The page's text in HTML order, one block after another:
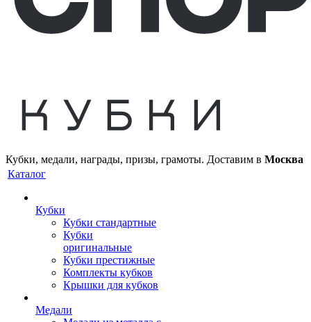
Кубки, медали, награды, призы, грамоты. Доставим в Москва
Каталог
Кубки
Кубки стандартные
Кубки
оригинальные
Кубки престижные
Комплекты кубков
Крышки для кубков
Медали